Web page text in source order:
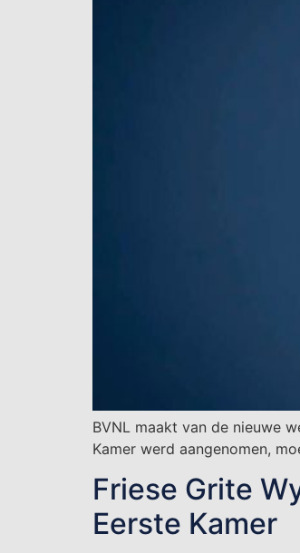
BVNL maakt van de nieuwe
Kamer werd aangenomen,
Friese Grite
Eerste Kamer